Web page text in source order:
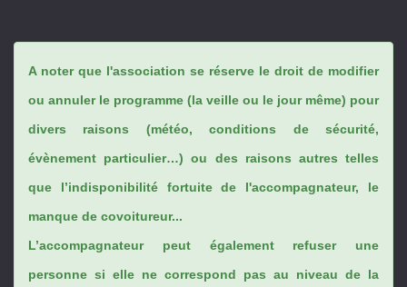
A noter que l'association se réserve le droit de modifier
ou annuler le programme (la veille ou le jour même) pour
divers raisons (météo, conditions de sécurité,
évènement particulier…) ou des raisons autres telles
que l’indisponibilité fortuite de l'accompagnateur, le
manque de covoitureur...
L’accompagnateur peut également refuser une
personne si elle ne correspond pas au niveau de la